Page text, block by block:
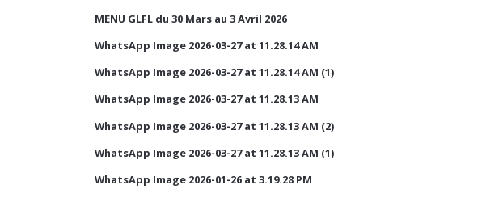
MENU GLFL du 30 Mars au 3 Avril 2026
WhatsApp Image 2026-03-27 at 11.28.14 AM
WhatsApp Image 2026-03-27 at 11.28.14 AM (1)
WhatsApp Image 2026-03-27 at 11.28.13 AM
WhatsApp Image 2026-03-27 at 11.28.13 AM (2)
WhatsApp Image 2026-03-27 at 11.28.13 AM (1)
WhatsApp Image 2026-01-26 at 3.19.28 PM